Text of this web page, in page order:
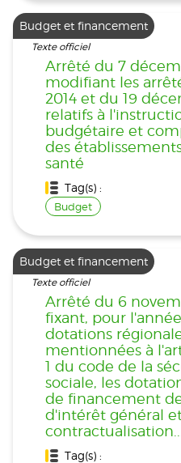
Budget et financement
Texte officiel
Arrêté du 7
modifiant les
2014 et du 19
relatifs à
budgétaire et
des
santé
Tag(s) :
Budget
Budget et financement
Texte officiel
Arrêté du 6
fixant, pour l'année
dotations
mentionnées à
1 du code de la
sociale, les
de financement
d'intérêt général
contractualisation...
Tag(s) :